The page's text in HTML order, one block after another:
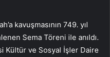
kavuşmasının 749. yıl
Sema Töreni ile anıldı.
Kültür ve Sosyal İşler Daire